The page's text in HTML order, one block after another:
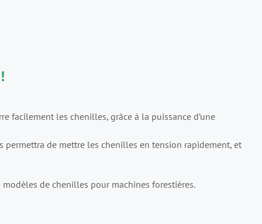
facilement les chenilles, grâce à la puissance d’une
de mettre les chenilles en tension rapidement, et
de chenilles pour machines forestières.